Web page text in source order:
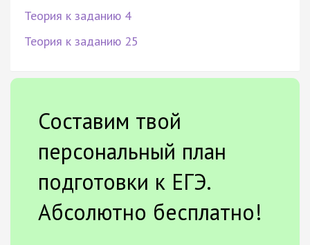
Теория к заданию 4
Теория к заданию 25
Составим твой
персональный план
подготовки к ЕГЭ.
Абсолютно бесплатно!